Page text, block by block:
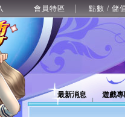
會員特區 點數 / 儲
最新消息 遊戲